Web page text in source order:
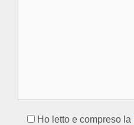
Ho letto e compreso la